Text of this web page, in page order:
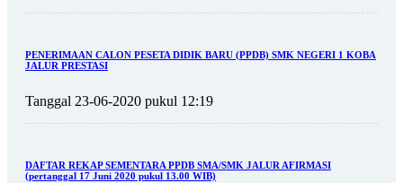
PENERIMAAN CALON PESETA DIDIK BARU (PPDB) SMK NEGERI 1 KOBA
JALUR PRESTASI
Tanggal 23-06-2020 pukul 12:19
DAFTAR REKAP SEMENTARA PPDB SMA/SMK JALUR AFIRMASI
(pertanggal 17 Juni 2020 pukul 13.00 WIB)